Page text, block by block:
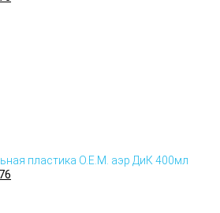
пластика O.E.M. аэр ДиК 400мл